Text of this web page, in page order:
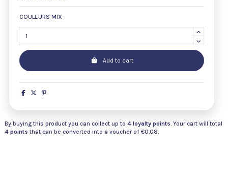
COULEURS MIX
Add to cart
By buying this product you can collect up to 4 loyalty points. Your cart will total
4 points that can be converted into a voucher of €0.08.